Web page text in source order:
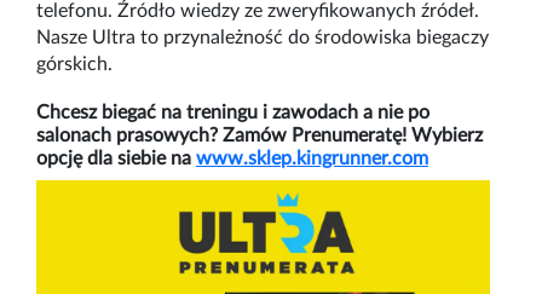
telefonu. Źródło wiedzy ze zweryfikowanych źródeł.
Nasze Ultra to przynależność do środowiska biegaczy
górskich.
Chcesz biegać na treningu i zawodach a nie po
salonach prasowych? Zamów Prenumeratę! Wybierz
opcję dla siebie na www.sklep.kingrunner.com